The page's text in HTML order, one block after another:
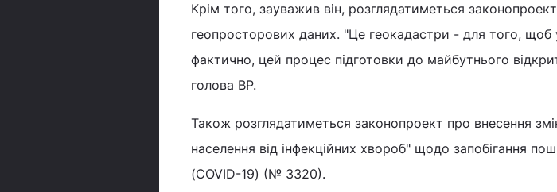
Крім того, зауважив він, розглядатиметься
геопросторових даних. "Це геокадастри - для того, щоб
фактично, цей процес підготовки до майбутнього
голова ВР.
Також розглядатиметься законопроект про внесення
населення від інфекційних хвороб" щодо запобігання
(COVID-19) (№ 3320).